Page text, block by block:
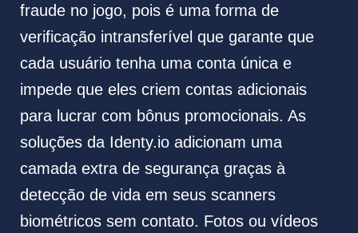
fraude no jogo, pois é uma forma de
verificação intransferível que garante que
cada usuário tenha uma conta única e
impede que eles criem contas adicionais
para lucrar com bônus promocionais. As
soluções da Identy.io adicionam uma
camada extra de segurança graças à
detecção de vida em seus scanners
biométricos sem contato. Fotos ou vídeos